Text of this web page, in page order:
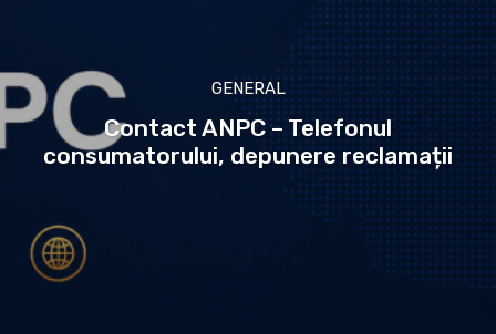
GENERAL
Contact ANPC – Telefonul
consumatorului, depunere reclamații